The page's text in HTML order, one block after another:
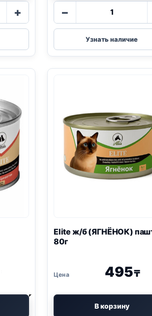
+ −
товара
Elite
ж/
(КУРИЦА
И
Узнать наличие
Elite ж/б (ЯГНЁНОК)
80г
495₸
В корзину